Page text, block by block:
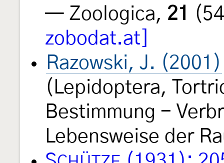
— Zoologica, 21
zobodat.at]
Razowski, J. (2001)
(Lepidoptera,
Bestimmung -
Lebensweise der